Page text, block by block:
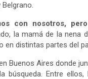
con nosotros,
la mamá de la nena
en distintas partes del
Buenos Aires donde
búsqueda. Entre